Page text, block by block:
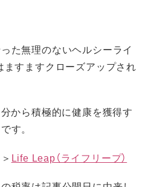
た無理のないヘルシーライ
すますクローズアップされ
から積極的に健康を獲得す
す。
Life Leap（ライフリープ）